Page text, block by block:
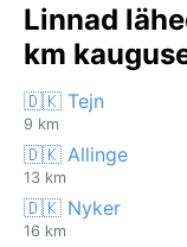
Linnad
km
🇩🇰 Tejn
9 km
🇩🇰 Allinge
13 km
🇩🇰 Nyker
16 km